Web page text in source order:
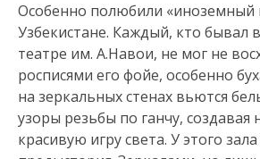
Особенно полюбили «иноземный
Узбекистане. Каждый, кто бывал
театре им. А.Навои, не мог не
росписями его фойе, особенно
на зеркальных стенах вьются
узоры резьбы по ганчу, создавая
красивую игру света. У этого зала